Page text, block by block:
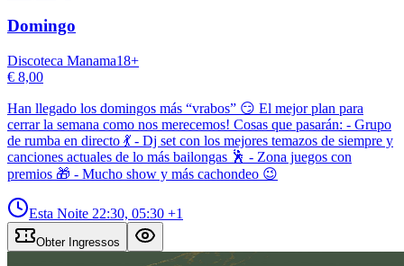
Domingo
Discoteca Manama18+
€ 8,00
Han llegado los domingos más “vrabos” 😏 El mejor plan para
cerrar la semana como nos merecemos! Cosas que pasarán: - Grupo
de rumba en directo 💃 - Dj set con los mejores temazos de siempre y
canciones actuales de lo más bailongas 🕺 - Zona juegos con
premios 🎁 - Mucho show y más cachondeo 😉
Esta Noite 22:30, 05:30 +1
Obter Ingressos